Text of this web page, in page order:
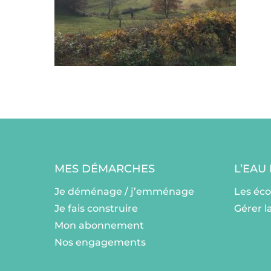
MES DÉMARCHES
Je déménage / j’emménage
Je fais construire
Mon abonnement
Nos engagements
Les
Gérer